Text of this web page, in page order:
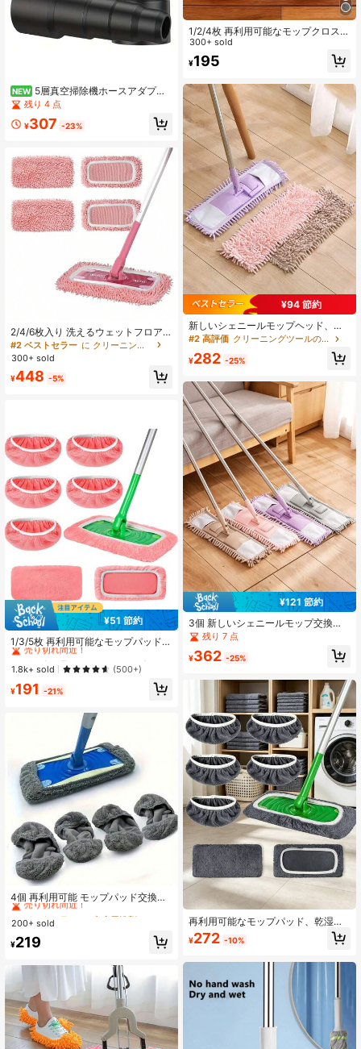
NEW 5層真空掃除機ホースアダプタ
ー - ユニバーサルモデル (50/42/34/
30/23mm) ユニバーサルフレキシブ
ルホースアダプターコネクター
残り 4 点
¥307 -23%
2/4/6枚入り 洗えるウェットフロア
モップ、水分を含んだ床用クロス、
床用クロスに最適、再利用可能、ウ
ェット/ドライの床用マイクロファイ
バークロス
#2 ベストセラー
に クリーニングツールの交換
300+ sold
¥448 -5%
¥51 節約
1/3/5枚 再利用可能なモップパッド交
換用、洗える マイクロファイバー 乾
湿両用、 モップ対応、フローリング
や各種表面の洗浄に最適(モップ本体
は含まれません)
#2 ベストセラー
に クリーニングツールアクセサリー
売り切れ間近！
#2 ベストセラー
売り切れ間近！
#2 ベストセラー
売り切れ間近！
#2 ベストセラー
に クリーニングツールアクセサリー
売り切れ間近！
1.8k+ sold (500+)
¥191 -21%
4個 再利用可能 モップパッド交換
用、超吸水性と耐久性、ウェットと
ドライのフラットモップに適し、速
ニングセット
#2 ベストセラー
売り切れ間近！
#2 ベストセラー
売り切れ間近！
#2 ベストセラー
売り切れ間近！
#2 ベストセラー
に 家庭用洗剤 クリーニングツールの交換
200+ sold
¥219
1/2/4枚 再利用可能なモップクロス、
乾湿両用フラットモップパッド、洗
濯可能、ハードウッドフロアの掃除
に適し、耐久性と高吸水性、モップ
ール、きめ細かい表面、高吸水性素
300+ sold
¥195
¥94 節約
新しいシェニールモップヘッド、フ
ラットモップ交換用ヘッド、静電気
庭の木製床とタイルの乾湿両用モッ
#2 高評価 クリーニングツールの交換
¥282 -25%
¥121 節約
3個 新しいシェニールモップ交換パ
ッド、再利用可能なモップパッド、
交換可能、洗濯可能なマイクロファ
イバー、乾湿両用モップ、木製床と
最適(モップハンドルは含まれませ
ん)。掃除用品、アパート必需品、キ
ッチン必需品、ホームグッズ
残り 7 点
¥362 -25%
再利用可能なモップパッド、乾湿両
用フラットモップカバー、洗えるモ
ップパッド、ハードウッドフロアの
両用、ほとんどのフラットモップに
対応、モップヘッドは含まれていま
せん、効率的なフロアクリーニング
ツール | 複数の表面に適しています |
¥272 -10%